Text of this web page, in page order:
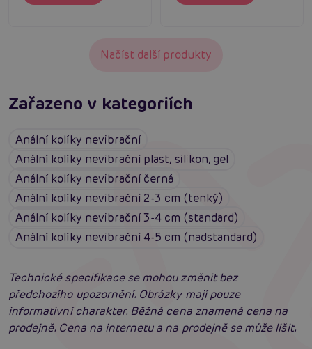
Načíst další produkty
Zařazeno v kategoriích
Anální kolíky nevibrační
Anální kolíky nevibrační plast, silikon, gel
Anální kolíky nevibrační černá
Anální kolíky nevibrační 2-3 cm (tenký)
Anální kolíky nevibrační 3-4 cm (standard)
Anální kolíky nevibrační 4-5 cm (nadstandard)
Technické specifikace se mohou změnit bez
předchozího upozornění. Obrázky mají pouze
informativní charakter. Běžná cena znamená cena na
prodejně. Cena na internetu a na prodejně se může lišit.